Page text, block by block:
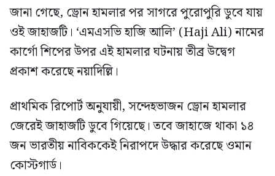
জানা গেছে, ড্রোন হামলার পর সাগরে পুরোপুরি ডুবে যায়
ওই জাহাজটি। ‘এমএসভি হাজি আলি’ (Haji Ali) নামের
কার্গো শিপের উপর এই হামলার ঘটনায় তীব্র উদ্বেগ
প্রকাশ করেছে নয়াদিল্লি।
প্রাথমিক রিপোর্ট অনুযায়ী, সন্দেহভাজন ড্রোন হামলার
জেরেই জাহাজটি ডুবে গিয়েছে। তবে জাহাজে থাকা ১৪
জন ভারতীয় নাবিককেই নিরাপদে উদ্ধার করেছে ওমান
কোস্টগার্ড।